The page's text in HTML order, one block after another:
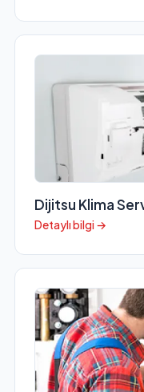
Dijitsu Klima
Detaylı bilgi →